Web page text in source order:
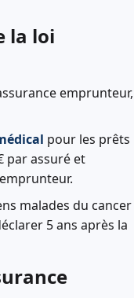
la loi
emprunteur,
pour les prêts
par assuré et
malades du cancer
5 ans après la